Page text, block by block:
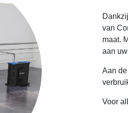
van
maat.
aan
Aan
Voor